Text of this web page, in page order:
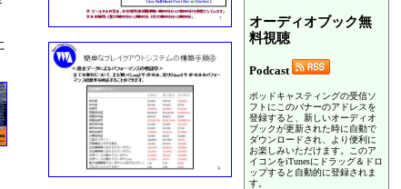
オーディオブック無
料視聴
Podcast
ポッドキャスティングの受信ソ
フトにこのバナーのアドレスを
登録すると、新しいオーディオ
ブックが更新された時に自動で
ダウンロードされ、より便利に
お楽しみいただけます。このア
イコンをiTunesにドラッグ＆ドロ
ップすると自動的に登録されま
す。